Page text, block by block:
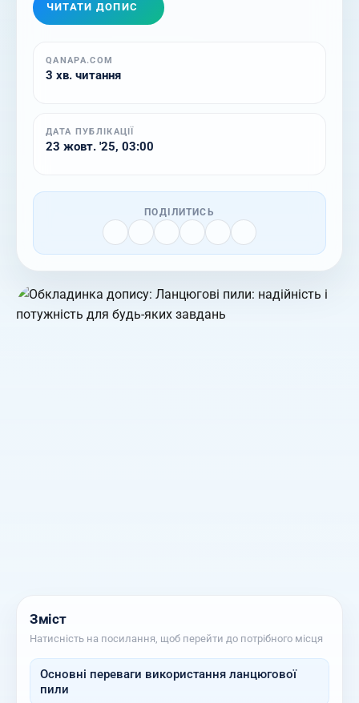
ЧИТАТИ ДОПИС
QANAPA.COM
3 хв. читання
ДАТА ПУБЛІКАЦІЇ
23 жовт. '25, 03:00
ПОДІЛИТИСЬ
Зміст
Натисність на посилання, щоб перейти до потрібного місця
Основні переваги використання ланцюгової
пили